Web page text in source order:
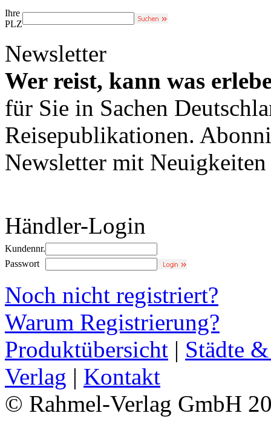
Ihre
PLZ
Newsletter
Wer reist, kann was
für Sie in Sachen
Reisepublikationen.
Newsletter mit
Händler-Login
Kundennr.
Passwort
Noch nicht registriert?
Warum Registrierung?
Produktübersicht | Städte
Verlag | Kontakt
© Rahmel-Verlag GmbH